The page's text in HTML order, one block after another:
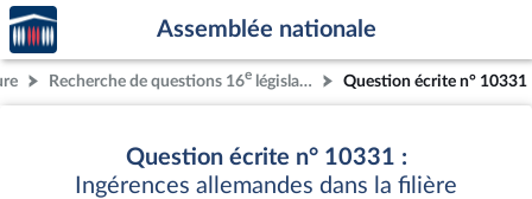
Aller au contenu
Aller en bas de la page
Accèder
à la
page
d'accueil
Assemblée nationale
Recherche de questions 16e législature Question écrite n° 10331
Question écrite n° 10331 :
Ingérences allemandes dans la filière